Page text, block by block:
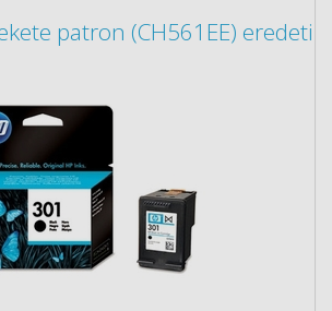
patron (CH561EE) eredeti